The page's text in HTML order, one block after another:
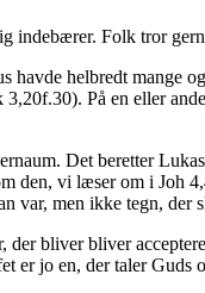
indebærer. Folk tror
havde helbredt mange
På en eller
Det beretter
den, vi læser om i Joh
var, men ikke tegn,
bliver bliver
jo en, der taler Guds